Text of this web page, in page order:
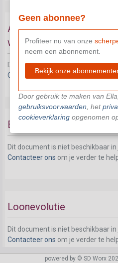
Aanvullende vergoeding
werkloosheid
Dit document is niet beschikbaar in
Contacteer ons om je verder te
Extralegaal pensioen
Dit document is niet beschikbaar
Contacteer ons om je verder te
Loonevolutie
Dit document is niet beschikbaar
Contacteer ons om je verder te
powered by © SD Worx
Geen abonnee?
Profiteer nu van onze
neem een abonnement.
Bekijk onze
Door gebruik te maken van
gebruiksvoorwaarden , het
cookieverklaringopgenomen